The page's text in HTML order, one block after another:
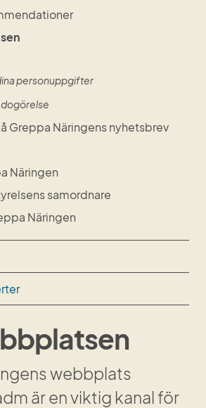
personuppgifter
Greppa Näringens nyhetsbrev
Näringen
samordnare
Näringen
webbplats
är en viktig kanal för